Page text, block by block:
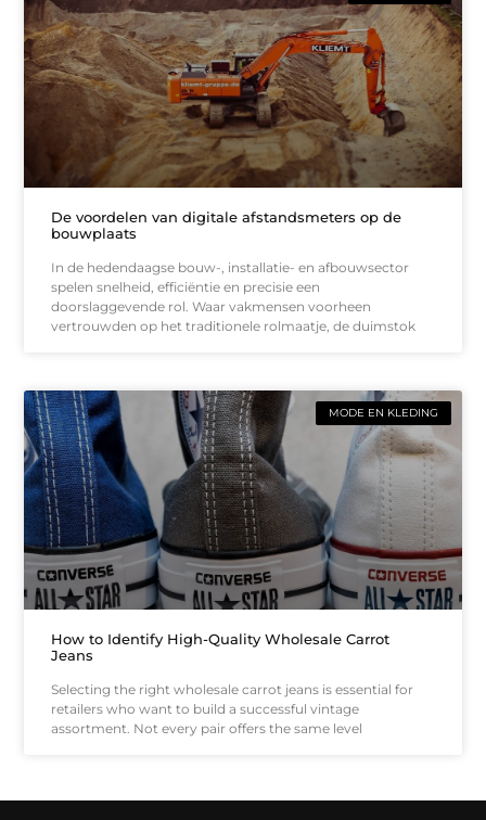
De voordelen van digitale afstandsmeters op de
bouwplaats
In de hedendaagse bouw-, installatie- en afbouwsector
spelen snelheid, efficiëntie en precisie een
doorslaggevende rol. Waar vakmensen voorheen
vertrouwden op het traditionele rolmaatje, de duimstok
MODE EN KLEDING
How to Identify High-Quality Wholesale Carrot
Jeans
Selecting the right wholesale carrot jeans is essential for
retailers who want to build a successful vintage
assortment. Not every pair offers the same level